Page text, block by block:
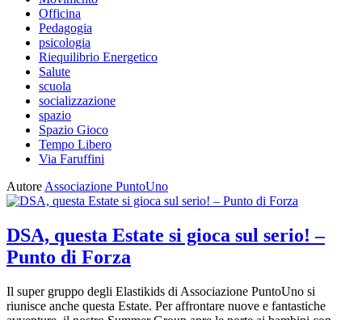
Officina
Pedagogia
psicologia
Riequilibrio Energetico
Salute
scuola
socializzazione
spazio
Spazio Gioco
Tempo Libero
Via Faruffini
Autore Associazione PuntoUno
DSA, questa Estate si gioca sul serio! –
Punto di Forza
Il super gruppo degli Elastikids di Associazione PuntoUno si
riunisce anche questa Estate. Per affrontare nuove e fantastiche